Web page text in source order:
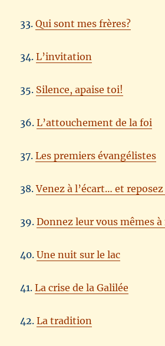
33.Qui sont mes frères?
34.L’invitation
35. Silence, apaise toi!
36.L’attouchement de la foi
37.Les premiers évangélistes
38.Venez à l’écart… et
39.Donnez leur vous mêmes
40.Une nuit sur le lac
41.La crise de la Galilée
42.La tradition